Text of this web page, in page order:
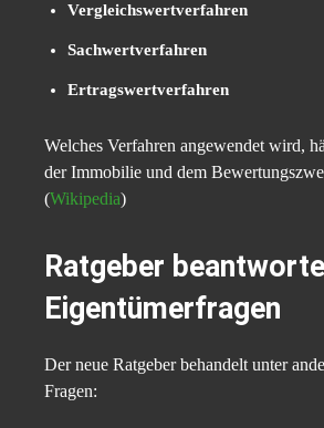
Vergleichswertverfahren
Sachwertverfahren
Ertragswertverfahren
Welches Verfahren angewendet wird,
der Immobilie und dem
(Wikipedia)
Ratgeber
Eigentümerfragen
Der neue Ratgeber behandelt unter
Fragen: